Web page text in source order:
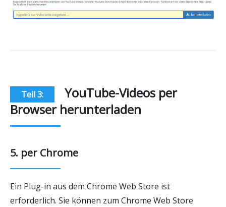
Teil 3:
YouTube-Videos per
Browser herunterladen
5. per Chrome
Ein Plug-in aus dem Chrome Web Store ist
erforderlich. Sie können zum Chrome Web Store